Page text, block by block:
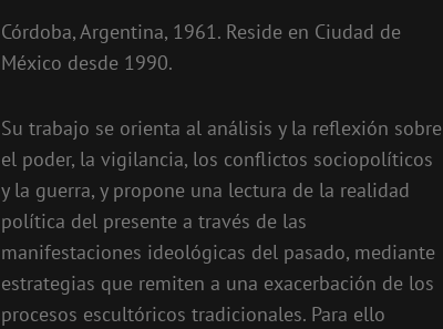
Córdoba, Argentina, 1961. Reside en Ciudad de
México desde 1990.
Su trabajo se orienta al análisis y la reflexión sobre
el poder, la vigilancia, los conflictos sociopolíticos
y la guerra, y propone una lectura de la realidad
política del presente a través de las
manifestaciones ideológicas del pasado, mediante
estrategias que remiten a una exacerbación de los
procesos escultóricos tradicionales. Para ello